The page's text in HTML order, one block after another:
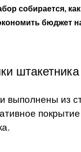
собирается,
бюджет
штакетника
выполнены из